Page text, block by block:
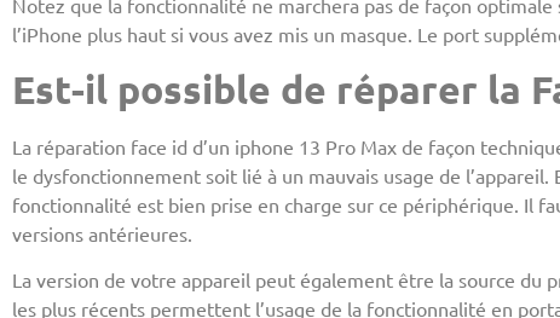
Notez que la fonctionnalité ne marchera pas de façon
l’iPhone plus haut si vous avez mis un masque. Le port
Est-il possible de réparer la
La réparation face id d’un iphone 13 Pro Max de façon
le dysfonctionnement soit lié à un mauvais usage de
fonctionnalité est bien prise en charge sur ce périphérique. Il
versions antérieures.
La version de votre appareil peut également être la source du
les plus récents permettent l’usage de la fonctionnalité en